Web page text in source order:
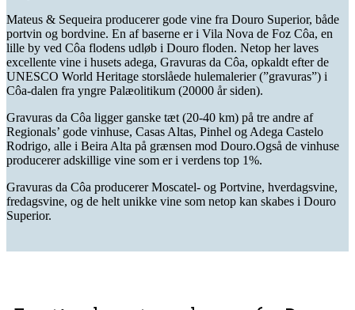
Mateus & Sequeira producerergode vine fra Douro Superior, både
portvin og bordvine. En af baserne er i Vila Nova de Foz Côa, en
lille by ved Côa flodens udløb i Douro floden. Netop her laves
excellente vine i husets adega, Gravuras da Côa, opkaldt efter de
UNESCO World Heritage storslåede hulemalerier(”gravuras”) i
Côa-dalen fra yngre Palæolitikum (20000 år siden).
Gravuras da Côa ligger ganske tæt (20-40 km) på tre andre af
Regionals’ gode vinhuse, Casas Altas, Pinhel og Adega Castelo
Rodrigo, alle i Beira Alta på grænsen mod Douro.Også de vinhuse
producereradskillige vine som er i verdens top 1%.
Gravuras da Côa producererMoscatel- og Portvine, hverdagsvine,
fredagsvine, og de helt unikke vine som netop kan skabes i Douro
Superior.